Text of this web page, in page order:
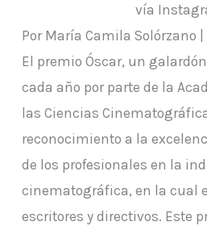
vía
Por María Camila Solórzano
El premio Óscar, un
cada año por parte de la
las Ciencias
reconocimiento a la
de los profesionales en la
cinematográfica, en la cual
escritores y directivos. Este